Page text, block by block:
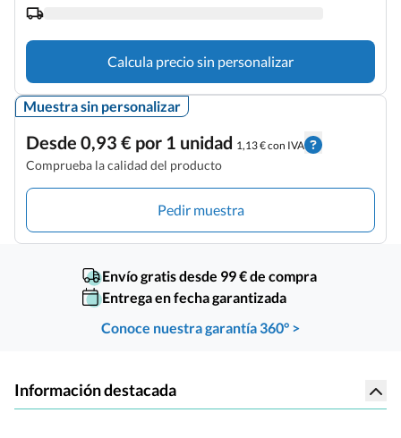
Calcula precio sin personalizar
Muestra sin personalizar
Desde 0,93 € por 1 unidad 1,13 € con IVA
Comprueba la calidad del producto
Pedir muestra
Envío gratis desde 99 € de compra
Entrega en fecha garantizada
Conoce nuestra garantía 360° >
Información destacada